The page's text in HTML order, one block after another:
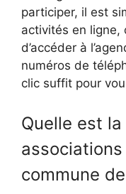
participer, il est
activités en ligne,
d’accéder à
numéros de
clic suffit pour
Quelle est
commune